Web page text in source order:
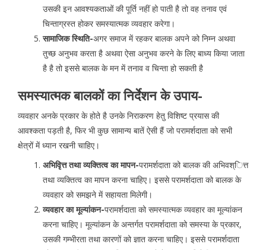
उसकी इन आवश्यकताओं की पूर्ति नहीं हो पाती है तो वह तनाव एवं
चिन्ताग्रस्त होकर समस्यात्मक व्यवहार करेगा।
सामाजिक स्थिति-अगर समाज में रहकर बालक अपने को निम्न अथवा
तुच्छ अनुभव करता है अथवा ऐसा अनुभव करने के लिए बाध्य किया जाता
है है तो इससे बालक के मन में तनाव व चिन्ता हो सकती है
समस्यात्मक बालकों का निर्देशन के उपाय-
व्यवहार अनके प्रकार के होते है उनके निराकरण हेतु विशिष्ट प्रयास की
आवश्कता पड़ती है, फिर भी कुछ सामान्य बातें ऐसी हैं जो परामर्शदाता को सभी
क्षेत्रों में ध्यान रखनी चाहिए।
अभिवृित्त तथा व्यक्तित्व का मापन-परामर्शदाता को बालक की अभिवश्ित्त
तथा व्यक्तित्व का मापन करना चाहिए। इससे परामर्शदाता को बालक के
व्यवहार को समझने में सहायता मिलेगी।
व्यवहार का मूल्यांकन-परामर्शदाता को समस्यात्मक व्यवहार का मूल्यांकन
करना चाहिए। मूल्यांकन के अन्तर्गत परामर्शदाता को समस्या के प्रकार,
उसकी गम्भीरता तथा कारणों को ज्ञात करना चाहिए। इससे परामर्शदाता